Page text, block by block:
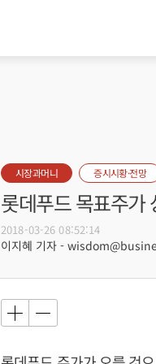
시장과머니 증시시황·전망
롯데푸드 목표주가
2018-03-26 08:52:14
이지혜 기자 -